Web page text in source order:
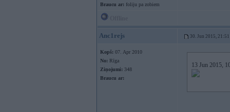
Braucu ar: foliju pa zobiem
Anc1rejs 30. Jun 2015, 21:51
Kopš: 07. Apr 2010
No: Rīga
Ziņojumi: 348
Braucu ar:
13 Jun 2015,